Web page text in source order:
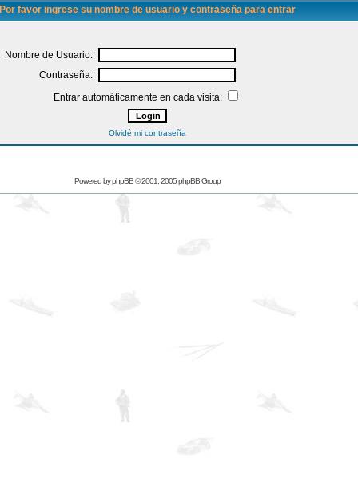
Por favor ingrese su nombre de usuario y contraseña para entrar
Nombre de Usuario:
Contraseña:
Entrar automáticamente en cada visita:
Olvidé mi contraseña
Powered byphpBB© 2001, 2005 phpBB Group